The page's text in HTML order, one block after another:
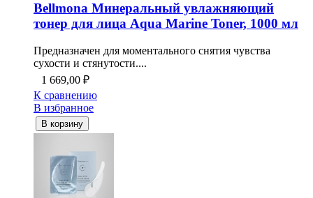
Bellmona Минеральный увлажняющий
тонер для лица Aqua Marine Toner, 1000 мл
Предназначен для моментального снятия чувства
сухости и стянутости....
1 669,00 ₽
К сравнению
В избранное
В корзину